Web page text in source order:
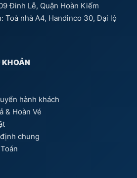
Đinh Lễ, Quận Hoàn Kiếm
Toà nhà A4, Handinco 30, Đại lộ
KHOẢN
hành khách
& Hoàn Vé
chung